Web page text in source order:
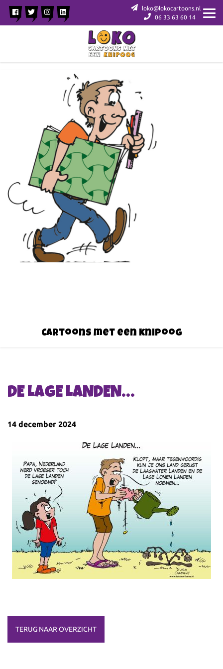
loko@lokocartoons.nl
06 33 63 60 14
Cartoons met een knipoog
DE LAGE LANDEN…
14 december 2024
TERUG NAAR OVERZICHT